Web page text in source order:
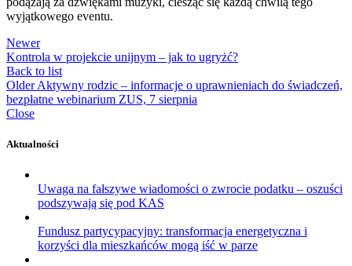
wyjątkowego eventu.
Newer
Kontrola w projekcie unijnym – jak to ugryżć?
Back to list
Older Aktywny rodzic – informacje o uprawnieniach do świadczeń,
bezpłatne webinarium ZUS, 7 sierpnia
Close
Aktualności
Uwaga na fałszywe wiadomości o zwrocie podatku – oszuści
podszywają się pod KAS
Fundusz partycypacyjny: transformacja energetyczna i
korzyści dla mieszkańców mogą iść w parze